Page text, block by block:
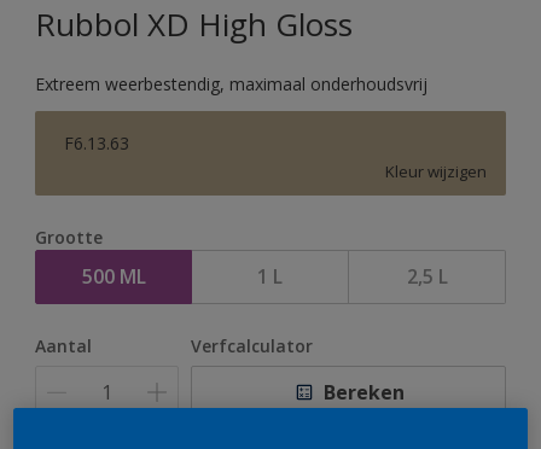
Rubbol XD High Gloss
Extreem weerbestendig, maximaal onderhoudsvrij
F6.13.63
Kleur wijzigen
Grootte
500 ML 1 L 2,5 L
Aantal Verfcalculator
Bereken